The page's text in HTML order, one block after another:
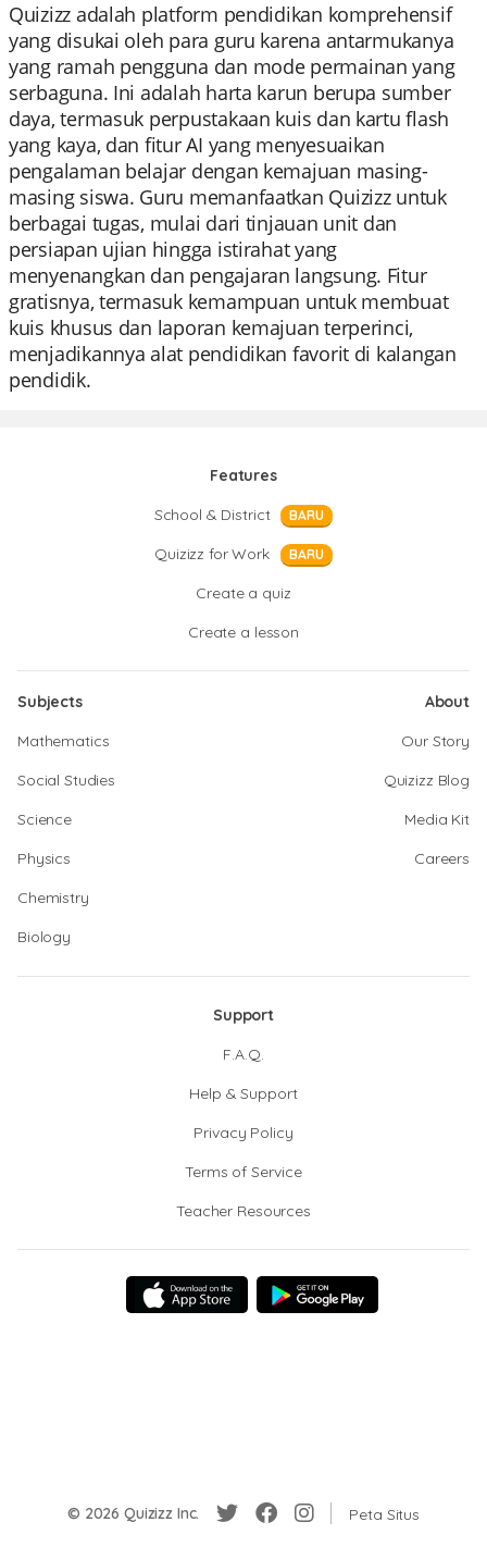
Quizizz adalah platform pendidikan komprehensif
yang disukai oleh para guru karena antarmukanya
yang ramah pengguna dan mode permainan yang
serbaguna. Ini adalah harta karun berupa sumber
daya, termasuk perpustakaan kuis dan kartu flash
yang kaya, dan fitur AI yang menyesuaikan
pengalaman belajar dengan kemajuan masing-
masing siswa. Guru memanfaatkan Quizizz untuk
berbagai tugas, mulai dari tinjauan unit dan
persiapan ujian hingga istirahat yang
menyenangkan dan pengajaran langsung. Fitur
gratisnya, termasuk kemampuan untuk membuat
kuis khusus dan laporan kemajuan terperinci,
menjadikannya alat pendidikan favorit di kalangan
pendidik.
Features
School & District
BARU
Quizizz for Work BARU
Create a quiz
Create a lesson
Subjects
Mathematics
Social Studies
Science
Physics
Chemistry
Biology
About
Our Story
Quizizz Blog
Media Kit
Careers
Support
F.A.Q.
Help & Support
Privacy Policy
Terms of Service
Teacher Resources
© 2026 Quizizz Inc. Peta Situs